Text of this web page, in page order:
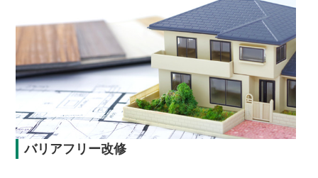
バリアフリー改修